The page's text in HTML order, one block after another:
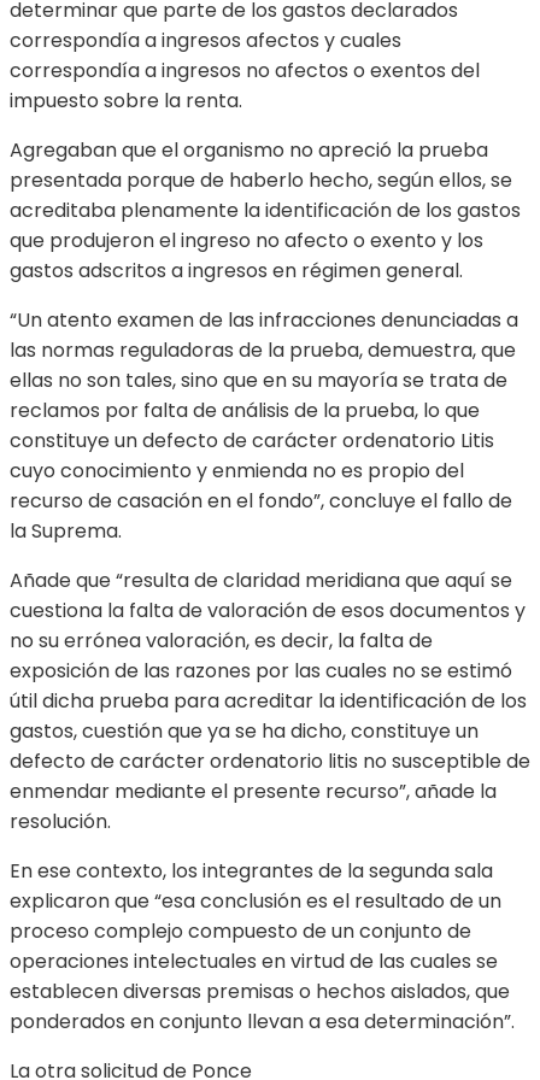
determinar que parte de los gastos declarados
correspondía a ingresos afectos y cuales
correspondía a ingresos no afectos o exentos del
impuesto sobre la renta.
Agregaban que el organismo no apreció la prueba
presentada porque de haberlo hecho, según ellos, se
acreditaba plenamente la identificación de los gastos
que produjeron el ingreso no afecto o exento y los
gastos adscritos a ingresos en régimen general.
“Un atento examen de las infracciones denunciadas a
las normas reguladoras de la prueba, demuestra, que
ellas no son tales, sino que en su mayoría se trata de
reclamos por falta de análisis de la prueba, lo que
constituye un defecto de carácter ordenatorio Litis
cuyo conocimiento y enmienda no es propio del
recurso de casación en el fondo”, concluye el fallo de
la Suprema.
Añade que “resulta de claridad meridiana que aquí se
cuestiona la falta de valoración de esos documentos y
no su errónea valoración, es decir, la falta de
exposición de las razones por las cuales no se estimó
útil dicha prueba para acreditar la identificación de los
gastos, cuestión que ya se ha dicho, constituye un
defecto de carácter ordenatorio litis no susceptible de
enmendar mediante el presente recurso”, añade la
resolución.
En ese contexto, los integrantes de la segunda sala
explicaron que “esa conclusión es el resultado de un
proceso complejo compuesto de un conjunto de
operaciones intelectuales en virtud de las cuales se
establecen diversas premisas o hechos aislados, que
ponderados en conjunto llevan a esa determinación”.
La otra solicitud de Ponce